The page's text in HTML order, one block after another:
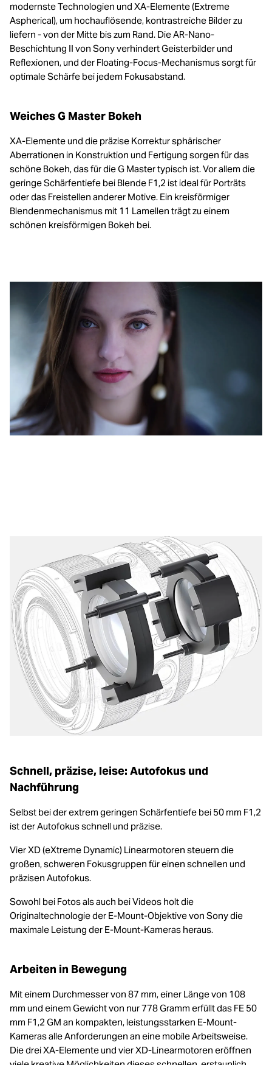
modernste Technologien und XA-Elemente (Extreme
Aspherical), um hochauflösende, kontrastreiche Bilder zu
liefern - von der Mitte bis zum Rand. Die AR-Nano-
Beschichtung II von Sony verhindert Geisterbilder und
Reflexionen, und der Floating-Focus-Mechanismus sorgt für
optimale Schärfe bei jedem Fokusabstand.
Weiches G Master Bokeh
XA-Elemente und die präzise Korrektur sphärischer
Aberrationen in Konstruktion und Fertigung sorgen für das
schöne Bokeh, das für die G Master typisch ist. Vor allem die
geringe Schärfentiefe bei Blende F1,2 ist ideal für Porträts
oder das Freistellen anderer Motive. Ein kreisförmiger
Blendenmechanismus mit 11 Lamellen trägt zu einem
schönen kreisförmigen Bokeh bei.
Schnell, präzise, leise: Autofokus und
Nachführung
Selbst bei der extrem geringen Schärfentiefe bei 50 mm F1,2
ist der Autofokus schnell und präzise.
Vier XD (eXtreme Dynamic) Linearmotoren steuern die
großen, schweren Fokusgruppen für einen schnellen und
präzisen Autofokus.
Sowohl bei Fotos als auch bei Videos holt die
Originaltechnologie der E-Mount-Objektive von Sony die
maximale Leistung der E-Mount-Kameras heraus.
Arbeiten in Bewegung
Mit einem Durchmesser von 87 mm, einer Länge von 108
mm und einem Gewicht von nur 778 Gramm erfüllt das FE 50
mm F1,2 GM an kompakten, leistungsstarken E-Mount-
Kameras alle Anforderungen an eine mobile Arbeitsweise.
Die drei XA-Elemente und vier XD-Linearmotoren eröffnen